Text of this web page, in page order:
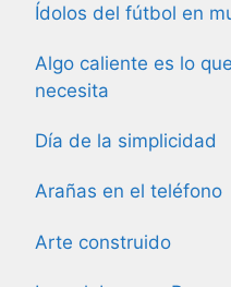
Ídolos del fútbol en
Algo caliente es lo
necesita
Día de la simplicidad
Arañas en el teléfono
Arte construido